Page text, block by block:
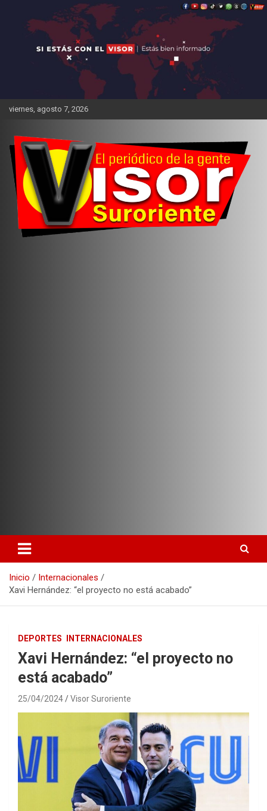
contenido
viernes, agosto 7, 2026
Inicio
Internacionales
Xavi Hernández: “el proyecto no está acabado”
DEPORTES INTERNACIONALES
Xavi Hernández: “el proyecto no
está acabado”
25/04/2024 Visor Suroriente